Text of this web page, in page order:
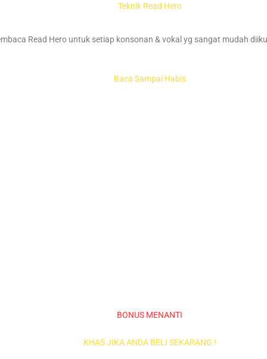
Teknik Read Hero
Read Hero untuk setiap konsonan & vokal yg sangat mudah
Baca Sampai Habis
BONUS MENANTI
KHAS JIKA ANDA BELI SEKARANG !